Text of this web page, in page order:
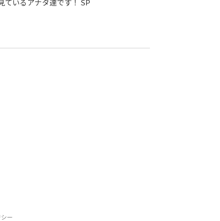
ているアナタ達です！ SP
ー